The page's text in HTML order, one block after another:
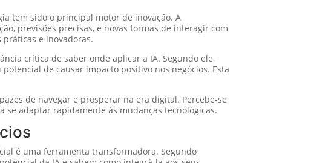
tem sido o principal motor de inovação. A
previsões precisas, e novas formas de interagir com
e inovadoras.
crítica de saber onde aplicar a IA. Segundo ele,
de causar impacto positivo nos negócios. Esta
de navegar e prosperar na era digital. Percebe-se
adaptar rapidamente às mudanças tecnológicas.
é uma ferramenta transformadora. Segundo